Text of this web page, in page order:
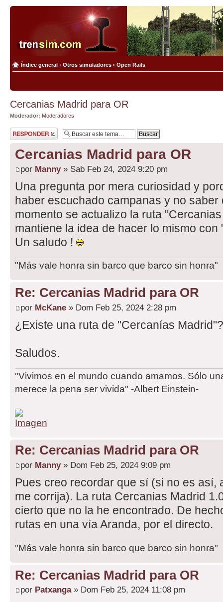
Índice general ‹ Otros simuladores ‹ Open Rails
Cercanias Madrid para OR
Moderador: Moderadores
Publicar una
respuesta
Cercanias Madrid para OR
por Manny» Sab Feb 24, 2024 9:20 pm
Una pregunta por mera curiosidad y
haber escuchado campanas y no saber
momento se actualizo la ruta
mantiene la idea de hacer lo mismo
Un saludo !
"Más vale honra sin barco que barco sin honra"
Re: Cercanias Madrid para OR
por McKane » Dom Feb 25, 2024 2:28 pm
¿Existe una ruta de "Cercanías Madrid"?
Saludos.
"Vivimos en el mundo cuando amamos. Sólo
merece la pena ser vivida" -Albert Einstein-
Re: Cercanias Madrid para OR
por Manny» Dom Feb 25, 2024 9:09 pm
Pues creo recordar que sí (si no es así,
me corrija). La ruta Cercanias Madrid
cierto que no la he encontrado. De
rutas en una vía Aranda, por el directo.
"Más vale honra sin barco que barco sin honra"
Re: Cercanias Madrid para OR
por Patxanga» Dom Feb 25, 2024 11:08 pm